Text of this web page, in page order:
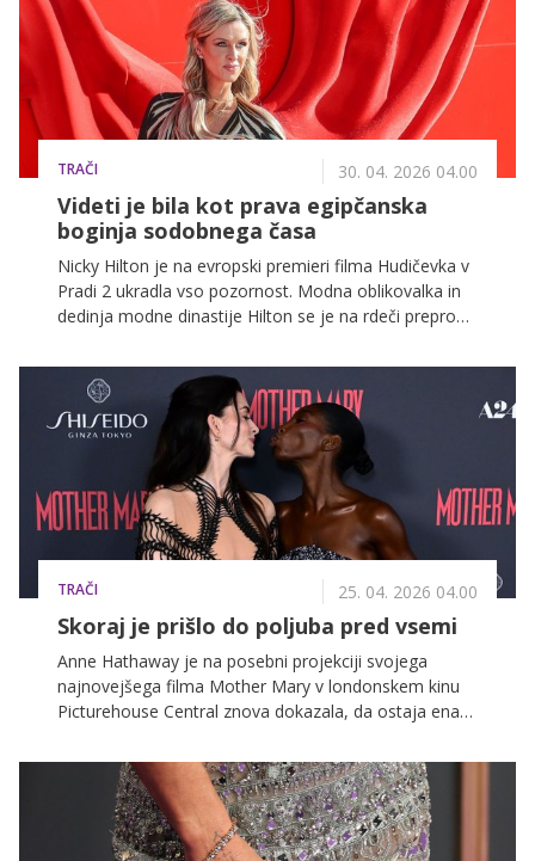
TRAČI 30. 04. 2026 04.00
Videti je bila kot prava egipčanska
boginja sodobnega časa
Nicky Hilton je na evropski premieri filma Hudičevka v
Pradi 2 ukradla vso pozornost. Modna oblikovalka in
dedinja modne dinastije Hilton se je na rdeči preprogi
kot "egipčansko boginjo sodobnega časa".
TRAČI 25. 04. 2026 04.00
Skoraj je prišlo do poljuba pred vsemi
Anne Hathaway je na posebni projekciji svojega
najnovejšega filma Mother Mary v londonskem kinu
Picturehouse Central znova dokazala, da ostaja ena